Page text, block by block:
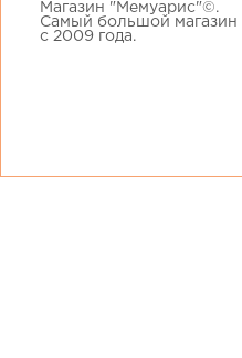
Магазин "Мемуарис"©.
Самый большой магазин
с 2009 года.